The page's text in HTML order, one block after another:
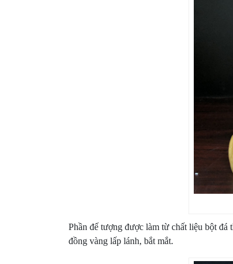
Phần đế tượng được làm từ chất liệu bột đá
đồng vàng lấp lánh, bắt mắt.